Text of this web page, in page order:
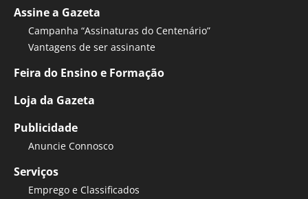
Assine a Gazeta
Campanha “Assinaturas do Centenário”
Vantagens de ser assinante
Feira do Ensino e Formação
Loja da Gazeta
Publicidade
Anuncie Connosco
Serviços
Emprego e Classificados